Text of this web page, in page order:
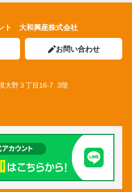
ト 大和興産株式会社
お問い合わせ
大野３丁目16-7 3階